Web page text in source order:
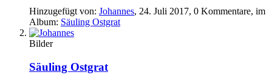
Hinzugefügt von: Johannes, 24. Juli 2017, 0 Kommentare, im
Album: Säuling Ostgrat
Bilder
Säuling Ostgrat